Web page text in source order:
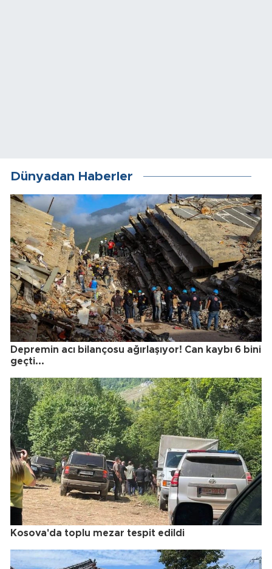
Dünyadan Haberler
Depremin acı bilançosu ağırlaşıyor! Can kaybı 6 bini
geçti...
Kosova'da toplu mezar tespit edildi